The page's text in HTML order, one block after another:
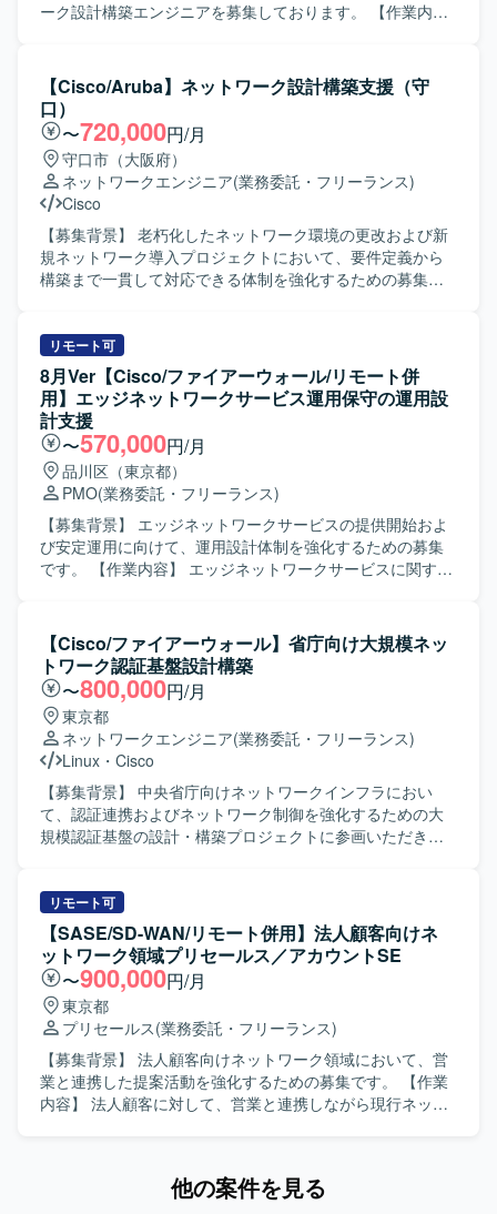
ーク設計構築エンジニアを募集しております。 【作業内
は以下を想定しております。 ・ネットワークの詳細設計
（物理設計、論理設計） ・パラメータ設計 ・各種設定・構
成に関する手順書作成 ・商用切替などの商用作業対応 ・デ
ータセンタにおける初期設定作業（必要に応じてACI関連作
業を現地で実施する場合があります） 【求める人物像】 ・
中長期で安定して参画いただける方 ・ネットワーク技術の
キャッチアップに前向きに取り組める方 ・手順書作成など
ドキュメント作業も丁寧に対応いただける方 ・関係者とコ
ミュニケーションを取りながら主体的に作業を進められる
方 【ポジションの魅力】 ・キャリア系データセンタの基幹
ロードバランサ、ファイアウォール等を活用した高度なネ
ットワーク技術に携わることができます。 ・長期想定のた
め、腰を据えてスキルアップしながら参画いただけます。
【開発環境】 ・ネットワーク機器：Cisco Nexusシリー
ズ、Cisco ACI、A10、F5 など ・ドキュメント：各種設計
書・手順書作成ツール（詳細は別途）
【Cisco/Aruba】ネットワーク設計構築支援（守
口）
〜720,000円/月
守口市（大阪府）
ネットワークエンジニア(業務委託・フリーランス)
Cisco
【募集背景】 老朽化したネットワーク環境の更改および新
規ネットワーク導入プロジェクトにおいて、要件定義から
構築まで一貫して対応できる体制を強化するための募集で
計、構築までをご担当いただきます。 既存ネットワーク環
境の現地調査、構成や設置場所、配線、影響範囲の確認を
行い、その結果を踏まえた新規導入やリプレースの検討を
実施します。 ベンダーや現場担当者との調整、作業手順の
確認など、関係各所とのコミュニケーションを取りながら
円滑な導入・移行を推進していただきます。 【求める人物
像】 現地で自ら確認すべき点を主体的に確認しに行動でき
る方を求めています。 業者や担当者と会話しながら、状況
に応じた提案や調整を行い、プロジェクトを前向きに推進
できる方を歓迎いたします。 【ポジションの魅力】 老朽化
したネットワークの更改から新規導入まで、上流工程から
ただけます。 複数ベンダー機器を扱う環境での設計・構築
経験を積むことができ、将来的なリーダーポジションを目
指す方にも適したポジションです。 【開発環境】 Cisco
L2/L3スイッチ、Aruba L2/L3スイッチ、VPN機器、
FortiGateやPaloaltoなどのネットワーク機器を中心とした
環境です。
リモート可
8月Ver【Cisco/ファイアーウォール/リモート併
用】エッジネットワークサービス運用保守の運用設
計支援
〜570,000円/月
品川区（東京都）
PMO(業務委託・フリーランス)
【募集背景】 エッジネットワークサービスの提供開始およ
び安定運用に向けて、運用設計体制を強化するための募集
です。 【作業内容】 エッジネットワークサービスに関する
書、運用台帳・帳票類など、運用で使用する各種ドキュメ
ントの作成を行っていただきます。また、関係者との打合
せへの参加、スケジュール調整、議事録作成なども実施い
ただきます。 【求める人物像】 関係者とのコミュニケーシ
ョンを通じて必要な情報を整理し、分かりやすい運用ドキ
ュメントとしてまとめられる方を求めています。主体的に
タスクを推進し、運用観点で改善提案ができる方にマッチ
するポジションです。 【ポジションの魅力】 エッジネット
ワークサービスの運用設計フェーズから関与できるため、
サービス全体の運用設計スキルやネットワーク運用の知見
とができます。 【開発環境】 オフィス系ツール（Excel、
Word、PowerPoint）を用いた各種運用ドキュメント作成環
境となります。
【Cisco/ファイアーウォール】省庁向け大規模ネッ
トワーク認証基盤設計構築
〜800,000円/月
東京都
ネットワークエンジニア(業務委託・フリーランス)
Linux ・ Cisco
【募集背景】 中央省庁向けネットワークインフラにおい
て、認証連携およびネットワーク制御を強化するための大
規模認証基盤の設計・構築プロジェクトに参画いただきま
築を行っていただきます。 RADIUS / LDAPを用いたユーザ
ー・端末認証基盤の設計・構築を実施していただきます。
安全な無線LAN（Wi-Fi）環境の設計・構築および電波・ア
クセス制御の検討・実装を行っていただきます。 Linux /
Windowsサーバー上でのログ調査、証明書設定、認証連携
に伴う各種設定・検証作業を担当していただきます。 プロ
ジェクトに伴う設計書、パラメータシート、テスト仕様書
などの技術ドキュメントを作成していただきます。 【求め
る人物像】 認証や証明書、ネットワークポリシー制御に強
みを持ち、高い専門性を活かして主体的に設計・構築をリ
件に対応したネットワーク設計スキルを磨いていただけま
リモート可
【SASE/SD-WAN/リモート併用】法人顧客向けネ
ットワーク領域プリセールス／アカウントSE
〜900,000円/月
東京都
プリセールス(業務委託・フリーランス)
【募集背景】 法人顧客向けネットワーク領域において、営
業と連携した提案活動を強化するための募集です。 【作業
内容】 法人顧客に対して、営業と連携しながら現行ネット
作成やソリューションの検討をリードしていただきます。
他の案件を見る